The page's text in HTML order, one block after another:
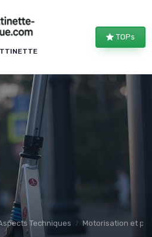
TOPs
Techniques Motorisation et